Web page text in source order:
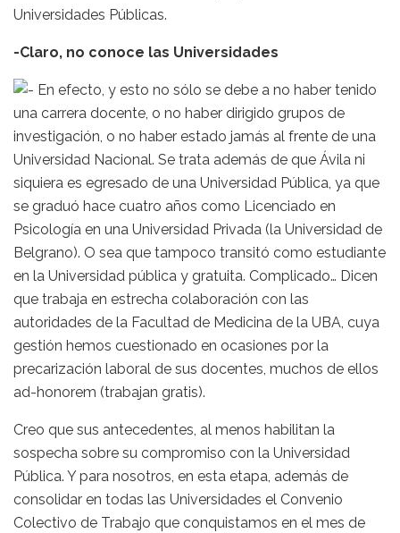
Universidades Públicas.
-Claro, no conoce las Universidades
En efecto, y esto no sólo se debe a no haber tenido
una carrera docente, o no haber dirigido grupos de
investigación, o no haber estado jamás al frente de una
Universidad Nacional. Se trata además de que Ávila ni
siquiera es egresado de una Universidad Pública, ya que
se graduó hace cuatro años como Licenciado en
Psicología en una Universidad Privada (la Universidad de
Belgrano). O sea que tampoco transitó como estudiante
en la Universidad pública y gratuita. Complicado… Dicen
que trabaja en estrecha colaboración con las
autoridades de la Facultad de Medicina de la UBA, cuya
gestión hemos cuestionado en ocasiones por la
precarización laboral de sus docentes, muchos de ellos
ad-honorem (trabajan gratis).
Creo que sus antecedentes, al menos habilitan la
sospecha sobre su compromiso con la Universidad
Pública. Y para nosotros, en esta etapa, además de
consolidar en todas las Universidades el Convenio
Colectivo de Trabajo que conquistamos en el mes de